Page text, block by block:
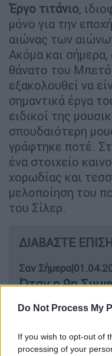
Do Not Process My
If you wish to opt-out of
processing of your
Έργο τιτάνιο,
μόνο για την
αιώνας των
Ακόμα και
θάνατο του
εξακολουθεί να
σημαντικά έργα
ειδικοί της
σπουδαιότερη
γράφτηκε ποτέ.
ένα στοιχείο
χορωδίας και
μελοποίηση του
του Σίλερ.
ΔΙΑΒΑΣΤΕ
Σαν Σήμερα|
Όταν η 9η
Μπακούνιν